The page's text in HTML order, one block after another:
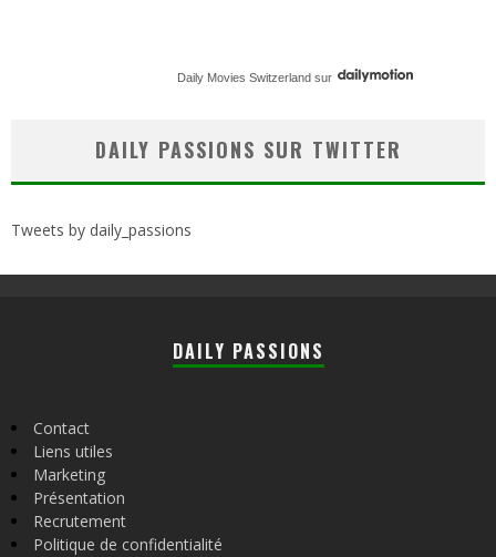
Daily Movies Switzerland sur
DAILY PASSIONS SUR TWITTER
Tweets by daily_passions
DAILY PASSIONS
Contact
Liens utiles
Marketing
Présentation
Recrutement
Politique de confidentialité